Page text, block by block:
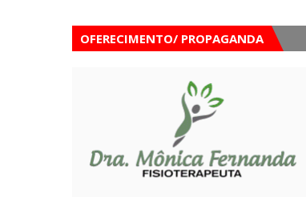
OFERECIMENTO/ PROPAGANDA